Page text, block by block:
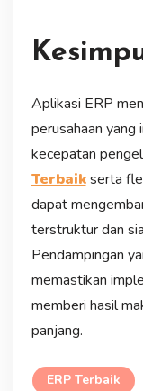
Aplikasi ERP
perusahaan yang
kecepatan
Terbaikserta
dapat
terstruktur dan
Pendampingan
memastikan
memberi hasil
panjang.
ERP Terbaik